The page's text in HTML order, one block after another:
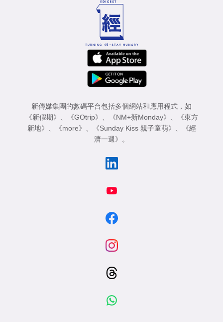
新傳媒集團的數碼平台包括多個網站和應用程式，如
《新假期》
《GOtrip》 《NM+新Monday》
《東方
新地》
《more》 《Sunday Kiss 親子童萌》
《經
濟一週》
。